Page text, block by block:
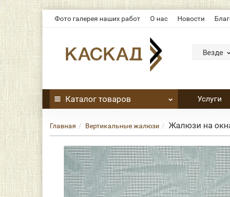
Фото галерея наших работ О нас Новости
Везде
Каталог товаров Услуги
Главная Вертикальные жалюзи Жалюзи на